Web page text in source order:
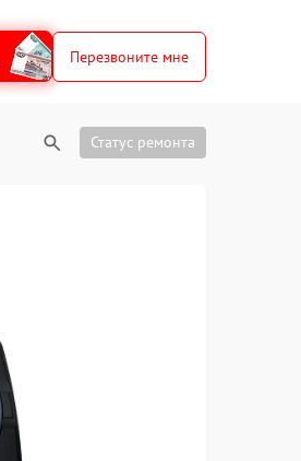
Перезвоните мне
Статус ремонта